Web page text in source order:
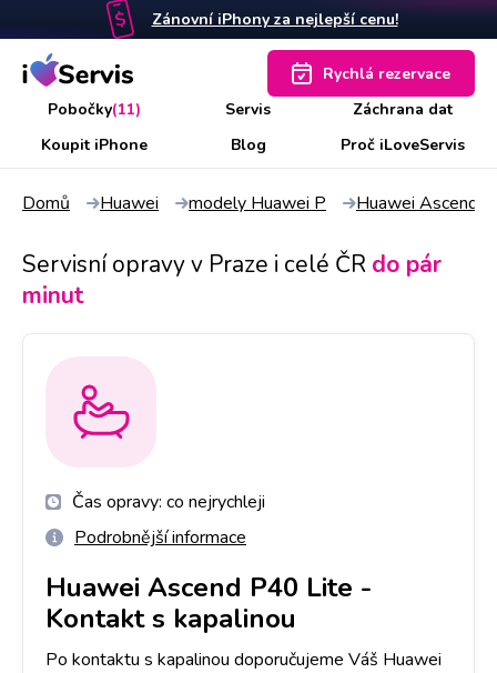
Zánovní iPhony za nejlepší cenu!
Pobočky(11) Servis
Záchrana dat
Koupit iPhone
Blog Proč iLoveServis
Rychlá rezervace
Domů Huawei modely Huawei P Huawei Ascend
Servisní opravy v Praze i celé ČR do pár
minut
Čas opravy: co nejrychleji
Podrobnější informace
Huawei Ascend P40 Lite -
Kontakt s kapalinou
Po kontaktu s kapalinou doporučujeme Váš Huawei